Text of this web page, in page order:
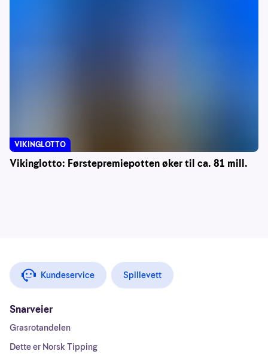
Vikinglotto: Førstepremiepotten øker til ca. 81 mill.
VIKINGLOTTO
Kundeservice Spillevett
Snarveier
Grasrotandelen
Dette er Norsk Tipping